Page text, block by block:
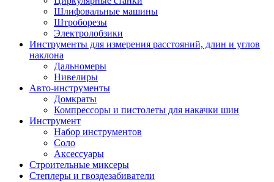
Шлифовальные машины
Штроборезы
Электролобзики
Инструменты для измерения расстояний, длин и углов
наклона
Дальномеры
Нивелиры
Авто-инструменты
Домкраты
Компрессоры и пистолеты для накачки шин
Инструмент
Набор инструментов
Соло
Аксессуары
Строительные миксеры
Степлеры и гвоздезабиватели